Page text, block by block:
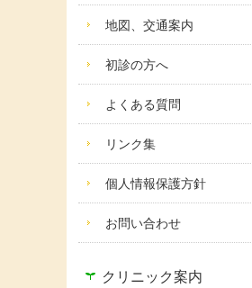
地図、交通案内
初診の方へ
よくある質問
リンク集
個人情報保護方針
お問い合わせ
クリニック案内